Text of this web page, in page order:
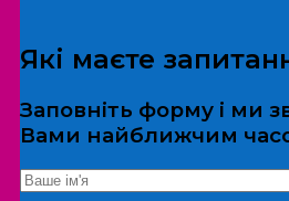
*Дані не передаються
Які маєте
Заповніть форму і ми
Вами найближчим